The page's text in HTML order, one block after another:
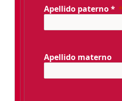
Apellido paterno *
Apellido materno